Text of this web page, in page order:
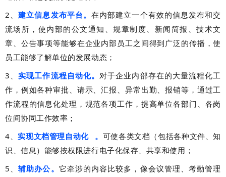
2、建立信息发布平台。在内部建立一个有效的信息发布和交
流场所，使内部的公文通知、规章制度、新闻简报、技术文
章、公告事项等能够在企业内部员工之间得到广泛的传播，使
员工能够了解单位的发展动态；
3、实现工作流程自动化。对于企业内部存在的大量流程化工
作，例如各种审批、请示、汇报、异常出勤、报销等，通过工
作流程的信息化处理，规范各项工作，提高单位各部门、各岗
位间协同工作效率；
4、实现文档管理自动化 。 可使各类文档（包括各种文件、知
识、信息）能够按权限进行电子化保存、共享和使用；
5、辅助办公。 它牵涉的内容比较多，像会议管理、考勤管理